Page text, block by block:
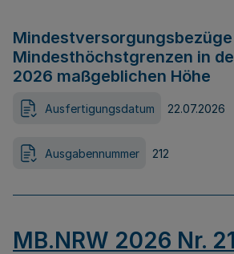
Mindesthöchstgrenzen in
2026 maßgeblichen Höhe
Ausfertigungsdatum 22.07.2026
Ausgabennummer 212
MB.NRW 2026 Nr.